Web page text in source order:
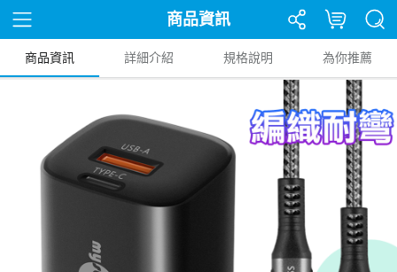
商品資訊
商品資訊 詳細介紹 規格說明 為你推薦